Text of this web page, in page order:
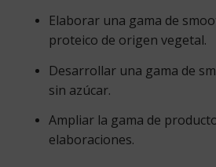
Elaborar una gama de
proteico de origen vegetal.
Desarrollar una gama de
sin azúcar.
Ampliar la gama de
elaboraciones.